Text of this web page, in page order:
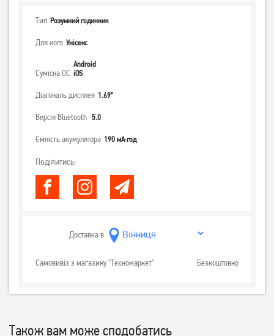
Тип Розумний годинник
Для кого Унісекс
Сумісна ОС
Android
iOS
Діагональ дисплея 1.69"
Версія Bluetooth 5.0
Ємність акумулятора 190 мА·год
Поділитись:
Доставка в
Самовивіз з магазину "Техномаркет" Безкоштовно
Також вам може сподобатись